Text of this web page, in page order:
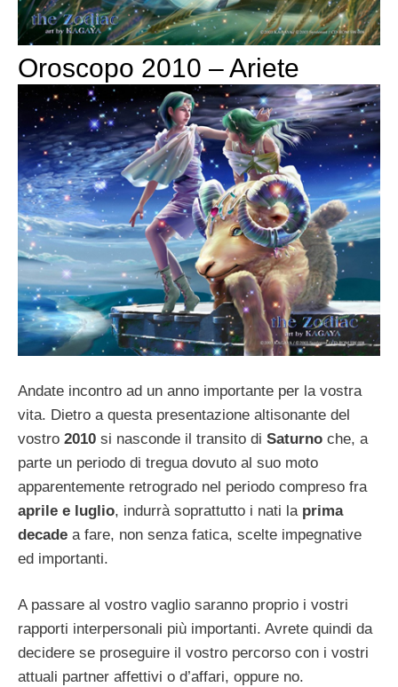
Oroscopo 2010 – Ariete
Andate incontro ad un anno importante per la vostra
vita. Dietro a questa presentazione altisonante del
vostro 2010 si nasconde il transito di Saturno che, a
parte un periodo di tregua dovuto al suo moto
apparentemente retrogrado nel periodo compreso fra
aprile e luglio, indurrà soprattutto i nati la prima
decade a fare, non senza fatica, scelte impegnative
ed importanti.
A passare al vostro vaglio saranno proprio i vostri
rapporti interpersonali più importanti. Avrete quindi da
decidere se proseguire il vostro percorso con i vostri
attuali partner affettivi o d’affari, oppure no.